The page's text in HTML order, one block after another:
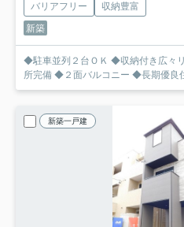
バリアフリー
収納豊富
新築
◆駐車並列２台ＯＫ ◆収納付き広々
所完備 ◆２面バルコニー ◆長期優良
新築一戸建